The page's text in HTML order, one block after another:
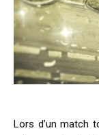
Lors d’un match